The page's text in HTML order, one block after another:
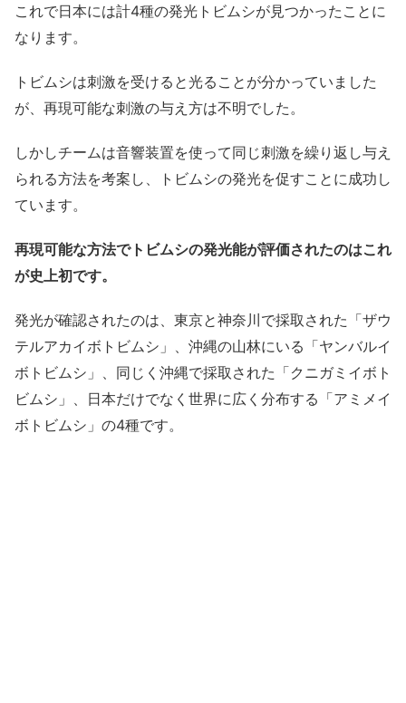
これで日本には計4種の発光トビムシが見つかったことに
なります。
トビムシは刺激を受けると光ることが分かっていました
が、再現可能な刺激の与え方は不明でした。
しかしチームは音響装置を使って同じ刺激を繰り返し与え
られる方法を考案し、トビムシの発光を促すことに成功し
ています。
再現可能な方法でトビムシの発光能が評価されたのはこれ
が史上初です。
発光が確認されたのは、東京と神奈川で採取された「ザウ
テルアカイボトビムシ」、沖縄の山林にいる「ヤンバルイ
ボトビムシ」、同じく沖縄で採取された「クニガミイボト
ビムシ」、日本だけでなく世界に広く分布する「アミメイ
ボトビムシ」の4種です。